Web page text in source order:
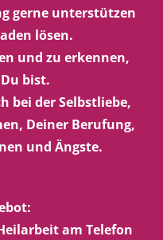
gerne unterstützen
lösen.
und zu erkennen,
bist.
bei der Selbstliebe,
Deiner Berufung,
und Ängste.
am Telefon